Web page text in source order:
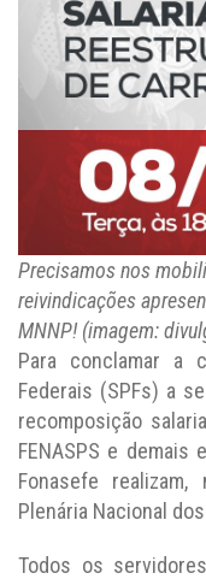
Precisamos nos
reivindicações
MNNP! (imagem:
Para conclamar a
Federais (SPFs) a
recomposição
FENASPS e
Fonasefe
Plenária Nacional
Todos os